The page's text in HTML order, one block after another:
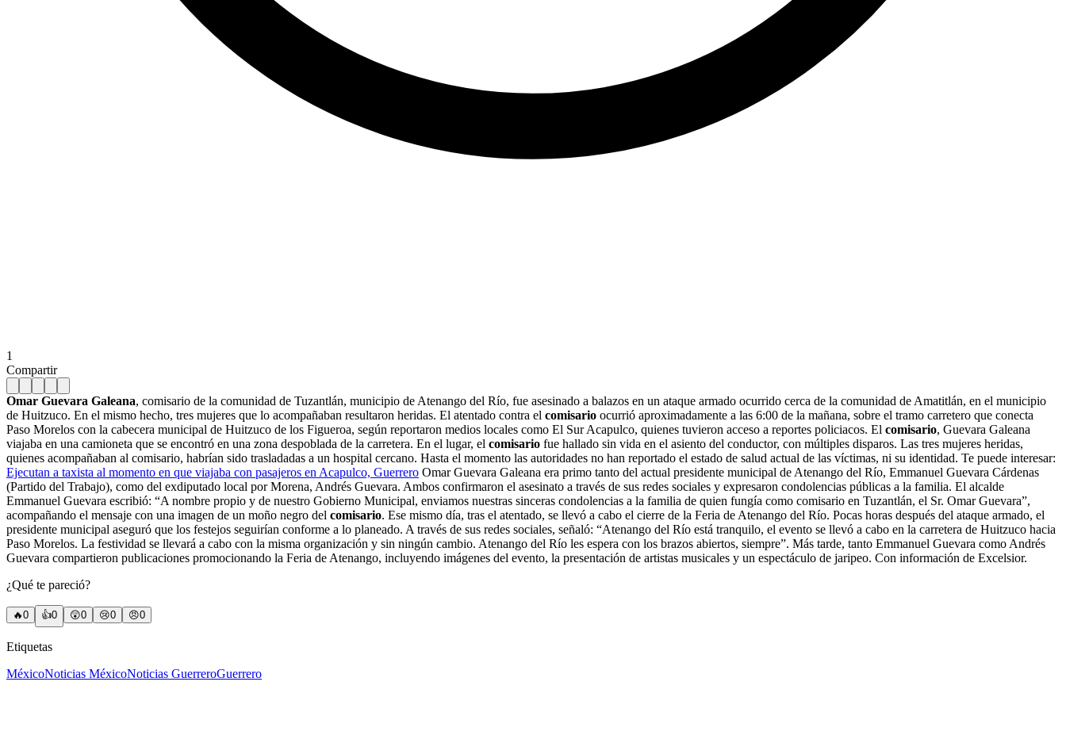
1
Compartir
Omar Guevara Galeana, comisario de la comunidad de Tuzantlán, municipio de Atenango del Río, fue asesinado a balazos en un ataque armado ocurrido cerca de la comunidad de Amatitlán, en el municipio
de Huitzuco. En el mismo hecho, tres mujeres que lo acompañaban resultaron heridas. El atentado contra el comisario ocurrió aproximadamente a las 6:00 de la mañana, sobre el tramo carretero que conecta
Paso Morelos con la cabecera municipal de Huitzuco de los Figueroa, según reportaron medios locales como El Sur Acapulco, quienes tuvieron acceso a reportes policiacos. El comisario, Guevara Galeana
viajaba en una camioneta que se encontró en una zona despoblada de la carretera. En el lugar, el comisario fue hallado sin vida en el asiento del conductor, con múltiples disparos. Las tres mujeres heridas,
quienes acompañaban al comisario, habrían sido trasladadas a un hospital cercano. Hasta el momento las autoridades no han reportado el estado de salud actual de las víctimas, ni su identidad. Te puede interesar:
Ejecutan a taxista al momento en que viajaba con pasajeros en Acapulco, Guerrero Omar Guevara Galeana era primo tanto del actual presidente municipal de Atenango del Río, Emmanuel Guevara Cárdenas
(Partido del Trabajo), como del exdiputado local por Morena, Andrés Guevara. Ambos confirmaron el asesinato a través de sus redes sociales y expresaron condolencias públicas a la familia. El alcalde
Emmanuel Guevara escribió: “A nombre propio y de nuestro Gobierno Municipal, enviamos nuestras sinceras condolencias a la familia de quien fungía como comisario en Tuzantlán, el Sr. Omar Guevara”,
acompañando el mensaje con una imagen de un moño negro del comisario. Ese mismo día, tras el atentado, se llevó a cabo el cierre de la Feria de Atenango del Río. Pocas horas después del ataque armado, el
presidente municipal aseguró que los festejos seguirían conforme a lo planeado. A través de sus redes sociales, señaló: “Atenango del Río está tranquilo, el evento se llevó a cabo en la carretera de Huitzuco hacia
Paso Morelos. La festividad se llevará a cabo con la misma organización y sin ningún cambio. Atenango del Río les espera con los brazos abiertos, siempre”. Más tarde, tanto Emmanuel Guevara como Andrés
Guevara compartieron publicaciones promocionando la Feria de Atenango, incluyendo imágenes del evento, la presentación de artistas musicales y un espectáculo de jaripeo. Con información de Excelsior.
¿Qué te pareció?
🔥0 👍0 😲0 😢0 😠0
Etiquetas
MéxicoNoticias MéxicoNoticias GuerreroGuerrero